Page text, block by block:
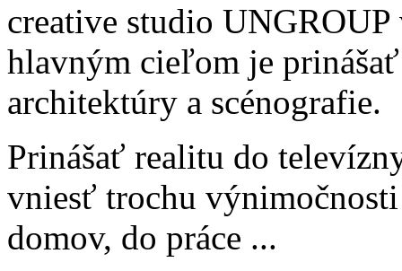
creative studio
hlavným cieľom je
architektúry a scénografie.
Prinášať realitu do
vniesť trochu
domov, do práce ...